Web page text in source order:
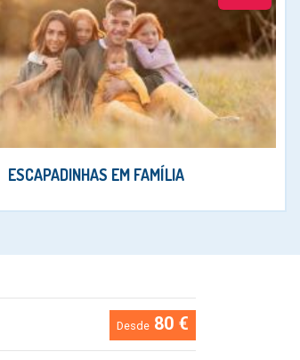
ESCAPADINHAS EM FAMÍLIA
Desde 80 €